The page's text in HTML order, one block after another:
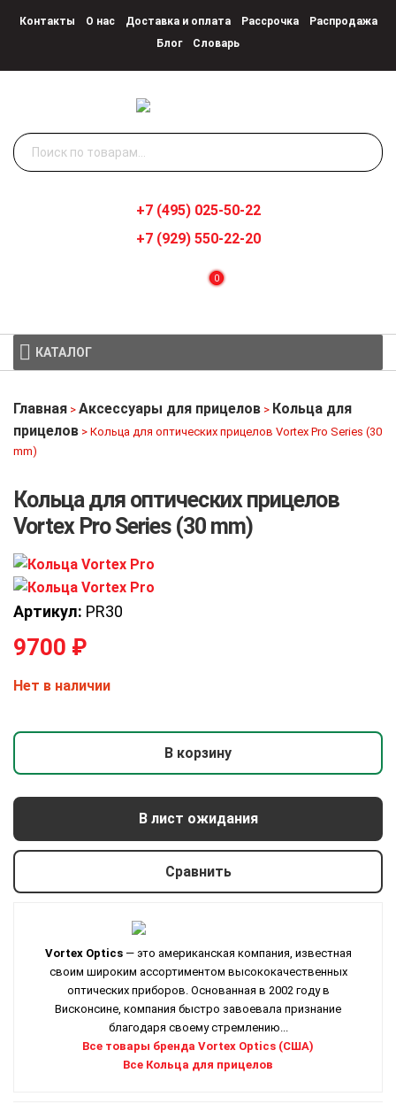
Контакты О нас Доставка и оплата Рассрочка
Распродажа
Блог
Словарь
Искать:
0
+7 (495) 025-50-22
+7 (929) 550-22-20
КАТАЛОГ
Главная > Аксессуары для прицелов > Кольца для
прицелов > Кольца для оптических прицелов Vortex Pro Series (30
mm)
Кольца для оптических прицелов
Vortex Pro Series (30 mm)
Артикул: PR30
9700 ₽
Нет в наличии
В корзину
В лист ожидания
Сравнить
Vortex Optics— это американская компания, известная
своим широким ассортиментом высококачественных
оптических приборов. Основанная в 2002 году в
Висконсине, компания быстро завоевала признание
благодаря своему стремлению...
Все товары бренда Vortex Optics (США)
Все Кольца для прицелов